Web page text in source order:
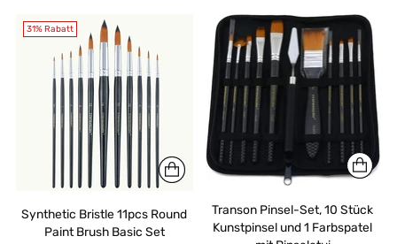
31% Rabatt
Synthetic Bristle 11pcs Round
Paint Brush Basic Set
Transon Pinsel-Set, 10 Stück
Kunstpinsel und 1 Farbspatel